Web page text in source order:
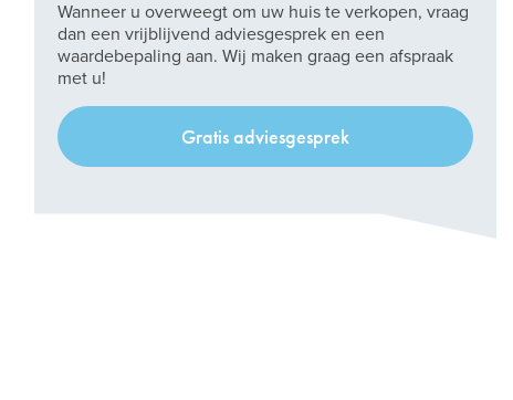
Wanneer u overweegt om uw huis te verkopen, vraag
dan een vrijblijvend adviesgesprek en een
waardebepaling aan. Wij maken graag een afspraak
met u!
Gratis adviesgesprek